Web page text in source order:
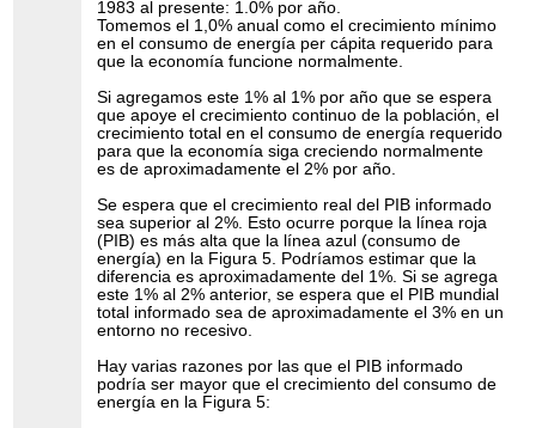
1983 al presente: 1.0% por año.
Tomemos el 1,0% anual como el crecimiento mínimo
en el consumo de energía per cápita requerido para
que la economía funcione normalmente.
Si agregamos este 1% al 1% por año que se espera
que apoye el crecimiento continuo de la población, el
crecimiento total en el consumo de energía requerido
para que la economía siga creciendo normalmente
es de aproximadamente el 2% por año.
Se espera que el crecimiento real del PIB informado
sea superior al 2%. Esto ocurre porque la línea roja
(PIB) es más alta que la línea azul (consumo de
energía) en la Figura 5. Podríamos estimar que la
diferencia es aproximadamente del 1%. Si se agrega
este 1% al 2% anterior, se espera que el PIB mundial
total informado sea de aproximadamente el 3% en un
entorno no recesivo.
Hay varias razones por las que el PIB informado
podría ser mayor que el crecimiento del consumo de
energía en la Figura 5: